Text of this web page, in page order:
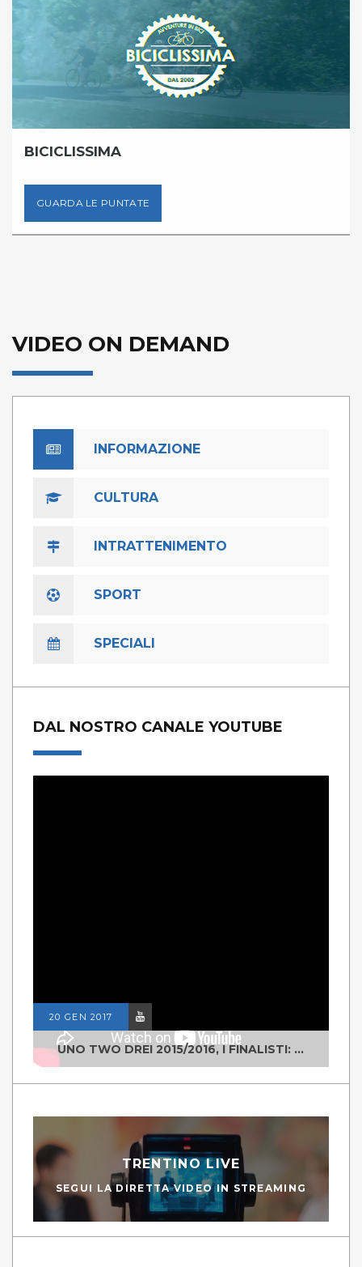
BICICLISSIMA
GUARDA LE PUNTATE
VIDEO ON DEMAND
INFORMAZIONE
CULTURA
INTRATTENIMENTO
SPORT
SPECIALI
DAL NOSTRO CANALE YOUTUBE
20 GEN 2017
UNO TWO DREI 2015/2016, I FINALISTI: CLASSE IV ALS ISTITUTO "DEGASPERI" BORGO VALSUGANA
TRENTINO LIVE
SEGUI LA DIRETTA VIDEO IN STREAMING